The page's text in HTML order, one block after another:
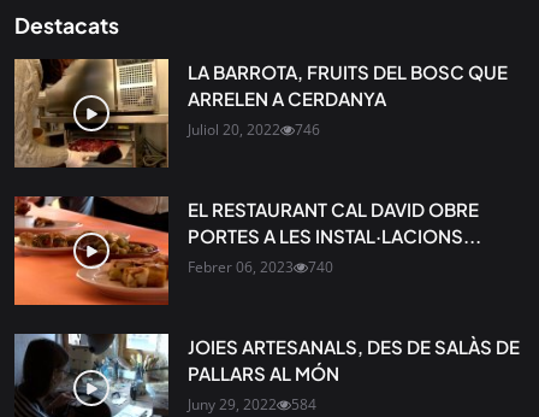
Destacats
LA BARROTA, FRUITS DEL BOSC QUE
ARRELEN A CERDANYA
Juliol 20, 2022 746
EL RESTAURANT CAL DAVID OBRE
PORTES A LES INSTAL·LACIONS...
Febrer 06, 2023 740
JOIES ARTESANALS, DES DE SALÀS DE
PALLARS AL MÓN
Juny 29, 2022 584